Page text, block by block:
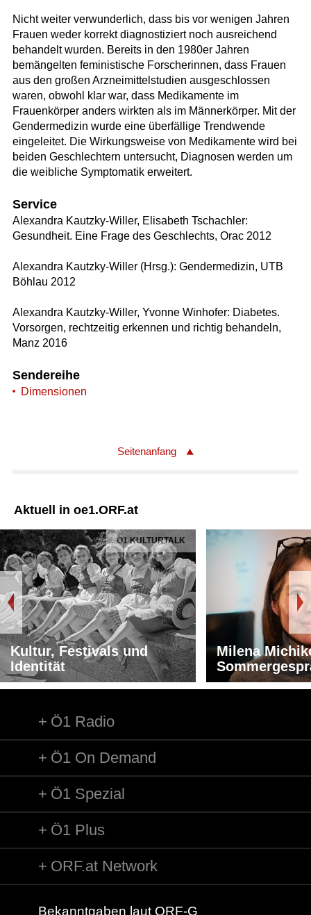
Nicht weiter verwunderlich, dass bis vor wenigen Jahren
Frauen weder korrekt diagnostiziert noch ausreichend
behandelt wurden. Bereits in den 1980er Jahren
bemängelten feministische Forscherinnen, dass Frauen
aus den großen Arzneimittelstudien ausgeschlossen
waren, obwohl klar war, dass Medikamente im
Frauenkörper anders wirkten als im Männerkörper. Mit der
Gendermedizin wurde eine überfällige Trendwende
eingeleitet. Die Wirkungsweise von Medikamente wird bei
beiden Geschlechtern untersucht, Diagnosen werden um
die weibliche Symptomatik erweitert.
Service
Alexandra Kautzky-Willer, Elisabeth Tschachler:
Gesundheit. Eine Frage des Geschlechts, Orac 2012
Alexandra Kautzky-Willer (Hrsg.): Gendermedizin, UTB
Böhlau 2012
Alexandra Kautzky-Willer, Yvonne Winhofer: Diabetes.
Vorsorgen, rechtzeitig erkennen und richtig behandeln,
Manz 2016
Sendereihe
Dimensionen
Seitenanfang
Aktuell in oe1.ORF.at
Ö1 KULTURTALK
Kultur, Festivals und
Identität
Milena
Ö1 Radio
Ö1 On Demand
Ö1 Spezial
Ö1 Plus
ORF.at Network
Bekanntgaben laut ORF-G